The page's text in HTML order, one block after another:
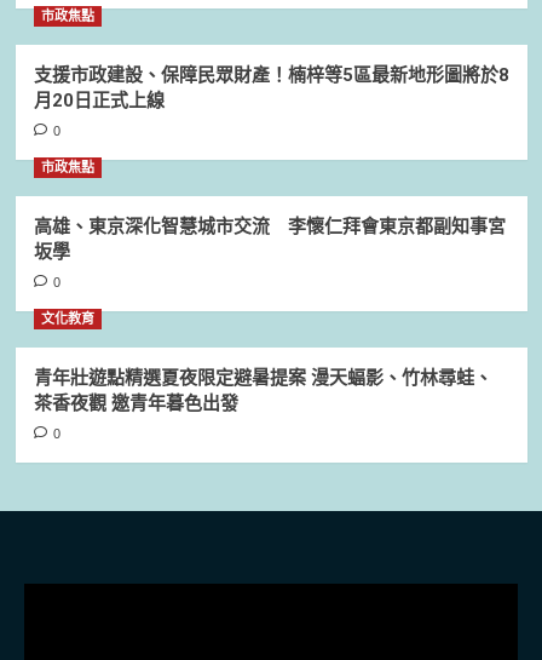
市政焦點
支援市政建設、保障民眾財產！楠梓等5區最新地形圖將於8
月20日正式上線
0
市政焦點
高雄、東京深化智慧城市交流 李懷仁拜會東京都副知事宮
坂學
0
文化教育
青年壯遊點精選夏夜限定避暑提案 漫天蝠影、竹林尋蛙、
茶香夜觀 邀青年暮色出發
0